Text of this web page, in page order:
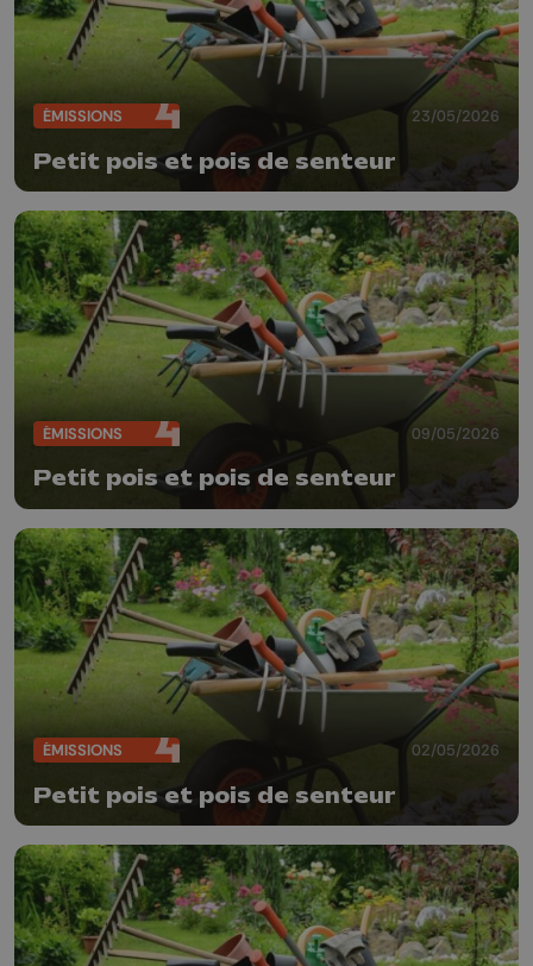
ÉMISSIONS 23/05/2026
Petit pois et pois de senteur
ÉMISSIONS 09/05/2026
Petit pois et pois de senteur
ÉMISSIONS 02/05/2026
Petit pois et pois de senteur